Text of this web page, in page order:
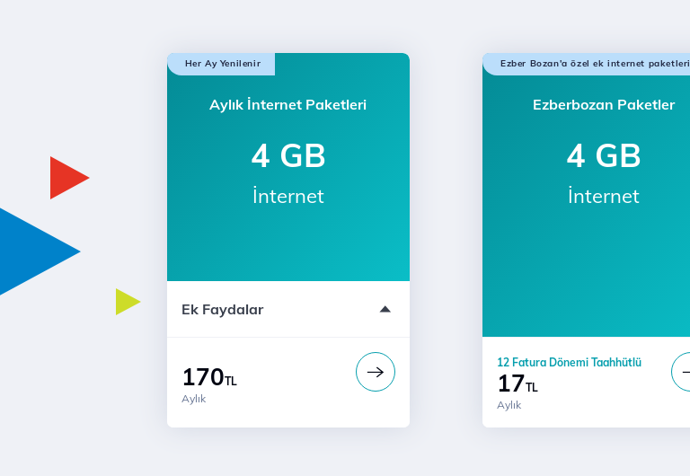
Her Ay Yenilenir
Aylık İnternet Paketleri
4 GB
İnternet
Ek Faydalar
170TL
Aylık
Ezber Bozan'a özel ek internet paketleri
Ezberbozan Paketler
4 GB
İnternet
12 Fatura Dönemi Taahhütlü
17TL
Aylık